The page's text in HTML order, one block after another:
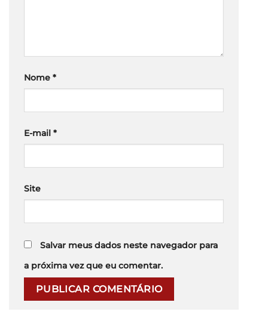
Nome *
E-mail *
Site
Salvar meus dados neste navegador para
a próxima vez que eu comentar.